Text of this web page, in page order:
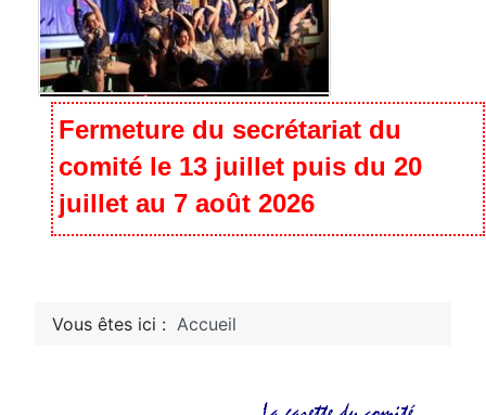
Fermeture du secrétariat du
comité le 13 juillet puis du 20
juillet au 7 août 2026
Vous êtes ici : Accueil